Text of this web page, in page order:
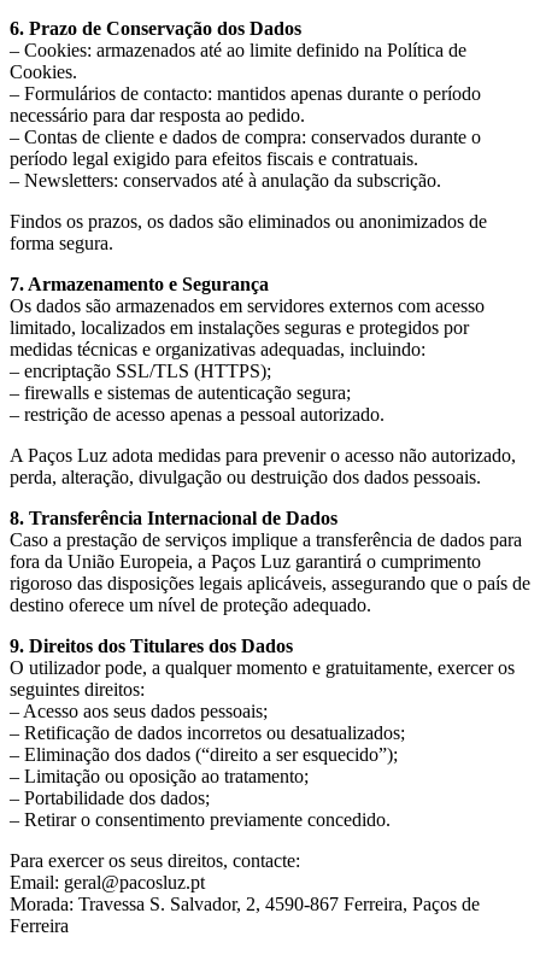
6. Prazo de Conservação dos Dados
– Cookies: armazenados até ao limite definido na Política de
Cookies.
– Formulários de contacto: mantidos apenas durante o período
necessário para dar resposta ao pedido.
– Contas de cliente e dados de compra: conservados durante o
período legal exigido para efeitos fiscais e contratuais.
– Newsletters: conservados até à anulação da subscrição.
Findos os prazos, os dados são eliminados ou anonimizados de
forma segura.
7. Armazenamento e Segurança
Os dados são armazenados em servidores externos com acesso
limitado, localizados em instalações seguras e protegidos por
medidas técnicas e organizativas adequadas, incluindo:
– encriptação SSL/TLS (HTTPS);
– firewalls e sistemas de autenticação segura;
– restrição de acesso apenas a pessoal autorizado.
A Paços Luz adota medidas para prevenir o acesso não autorizado,
perda, alteração, divulgação ou destruição dos dados pessoais.
8. Transferência Internacional de Dados
Caso a prestação de serviços implique a transferência de dados para
fora da União Europeia, a Paços Luz garantirá o cumprimento
rigoroso das disposições legais aplicáveis, assegurando que o país de
destino oferece um nível de proteção adequado.
9. Direitos dos Titulares dos Dados
O utilizador pode, a qualquer momento e gratuitamente, exercer os
seguintes direitos:
– Acesso aos seus dados pessoais;
– Retificação de dados incorretos ou desatualizados;
– Eliminação dos dados (“direito a ser esquecido”);
– Limitação ou oposição ao tratamento;
– Portabilidade dos dados;
– Retirar o consentimento previamente concedido.
Para exercer os seus direitos, contacte:
Email: geral@pacosluz.pt
Morada: Travessa S. Salvador, 2, 4590-867 Ferreira, Paços de
Ferreira